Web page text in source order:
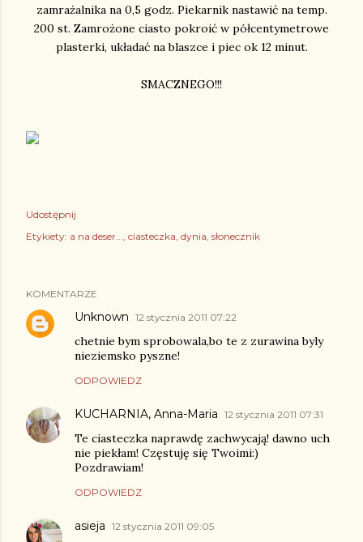
zamrażalnika na 0,5 godz. Piekarnik nastawić na temp.
200 st. Zamrożone ciasto pokroić w półcentymetrowe
plasterki, układać na blaszce i piec ok 12 minut.
SMACZNEGO!!!
Udostępnij
Etykiety: a na deser... ciasteczka dynia słonecznik
KOMENTARZE
Unknown 12 stycznia 2011 07:22
chetnie bym sprobowala,bo te z zurawina byly
nieziemsko pyszne!
ODPOWIEDZ
KUCHARNIA, Anna-Maria 12 stycznia 2011 07:31
Te ciasteczka naprawdę zachwycają! dawno uch
nie piekłam! Częstuję się Twoimi:)
Pozdrawiam!
ODPOWIEDZ
asieja 12 stycznia 2011 09:05